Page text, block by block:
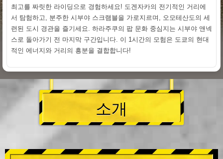
최고를 짜릿한 라이딩으로 경험하세요! 도겐자카의 전기적인 거리에
서 탐험하고, 분주한 시부야 스크램블을 가로지르며, 오모테산도의 세
련된 도시 경관을 즐기세요. 하라주쿠의 팝 문화 중심지는 시부야 앤넥
스로 돌아가기 전 마지막 구간입니다. 이 1시간의 모험은 도쿄의 현대
적인 에너지와 거리의 흥분을 결합합니다!
소개